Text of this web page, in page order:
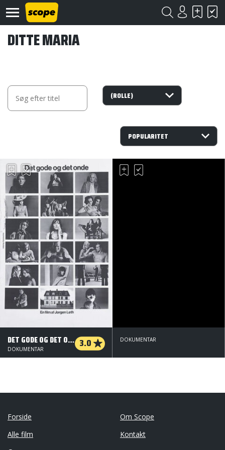
Om
©
Scope
DITTE MARIA
DET GODE OG DET ONDE 3.0
DOKUMENTAR
DOKUMENTAR
Forside
Alle film
Om Scope
Kontakt